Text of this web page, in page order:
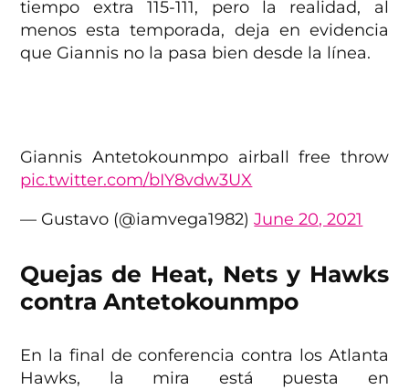
tiempo extra 115-111, pero la realidad, al
menos esta temporada, deja en evidencia
que Giannis no la pasa bien desde la línea.
Giannis Antetokounmpo airball free throw
pic.twitter.com/bIY8vdw3UX
— Gustavo (@iamvega1982)June 20, 2021
Quejas de Heat, Nets y Hawks
contra Antetokounmpo
En la final de conferencia contra los Atlanta
Hawks, la mira está puesta en